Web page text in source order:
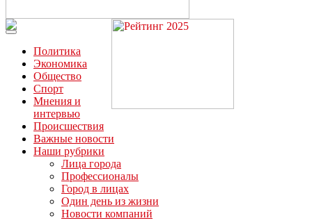
Читайте последние новости дня в Тульской области на сайте
“ЗаНовомосковск”
Политика
Экономика
Общество
Спорт
Мнения и
интервью
Происшествия
Важные новости
Наши рубрики
Лица города
Профессионалы
Город в лицах
Один день из жизни
Новости компаний